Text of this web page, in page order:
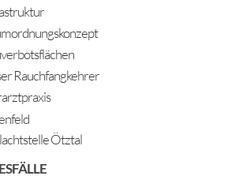
Rauchfangkehrer
Ötztal